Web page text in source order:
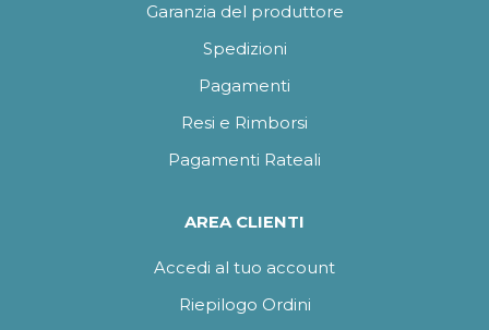
Garanzia del produttore
Spedizioni
Pagamenti
Resi e Rimborsi
Pagamenti Rateali
AREA CLIENTI
Accedi al tuo account
Riepilogo Ordini